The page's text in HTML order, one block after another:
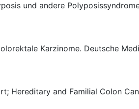
und andere
Karzinome. Deutsche
Hereditary and Familial Colon